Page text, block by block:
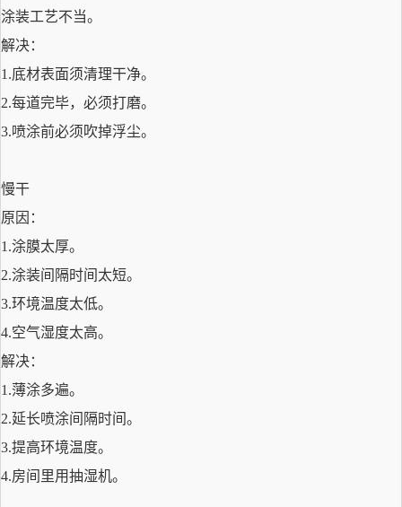
涂装工艺不当。
解决：
1.底材表面须清理干净。
2.每道完毕，必须打磨。
3.喷涂前必须吹掉浮尘。
慢干
原因 ：
1.涂膜太厚。
2.涂装间隔时间太短。
3.环境温度太低。
4.空气湿度太高。
解决：
1.薄涂多遍。
2.延长喷涂间隔时间。
3.提高环境温度。
4.房间里用抽湿机。